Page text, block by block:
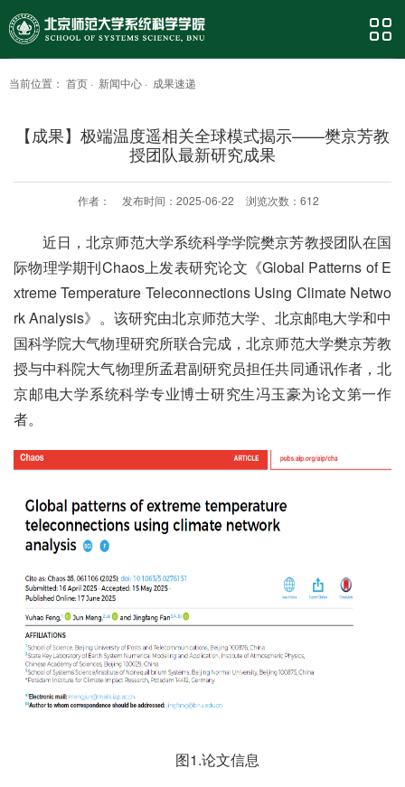
当前位置： 首页 · 新闻中心 · 成果速递
【成果】极端温度遥相关全球模式揭示——樊京芳教
授团队最新研究成果
作者： 发布时间：2025-06-22 浏览次数： 612
近日，北京师范大学系统科学学院樊京芳教授团队在国
际物理学期刊Chaos上发表研究论文《Global Patterns of E
xtreme Temperature Teleconnections Using Climate Netwo
rk Analysis》。该研究由北京师范大学、北京邮电大学和中
国科学院大气物理研究所联合完成，北京师范大学樊京芳教
授与中科院大气物理所孟君副研究员担任共同通讯作者，北
京邮电大学系统科学专业博士研究生冯玉豪为论文第一作
者。
图1.论文信息